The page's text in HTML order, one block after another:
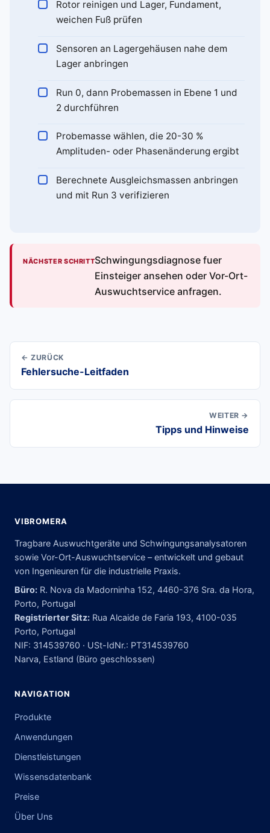
Rotor reinigen und Lager, Fundament,
weichen Fuß prüfen
Sensoren an Lagergehäusen nahe dem
Lager anbringen
Run 0, dann Probemassen in Ebene 1 und
2 durchführen
Probemasse wählen, die 20-30 %
Amplituden- oder Phasenänderung ergibt
Berechnete Ausgleichsmassen anbringen
und mit Run 3 verifizieren
NÄCHSTER SCHRITTSchwingungsdiagnose fuer
Einsteiger ansehen oder Vor-Ort-
Auswuchtservice anfragen.
← ZURÜCK
Fehlersuche-Leitfaden
WEITER →
Tipps und Hinweise
VIBROMERA
Tragbare Auswuchtgeräte und Schwingungsanalysatoren
sowie Vor-Ort-Auswuchtservice – entwickelt und gebaut
von Ingenieuren für die industrielle Praxis.
Büro: R. Nova da Madorninha 152, 4460-376 Sra. da Hora,
Porto, Portugal
Registrierter Sitz: Rua Alcaide de Faria 193, 4100-035
Porto, Portugal
NIF: 314539760 · USt-IdNr.: PT314539760
Narva, Estland (Büro geschlossen)
NAVIGATION
Produkte
Anwendungen
Dienstleistungen
Wissensdatenbank
Preise
Über Uns